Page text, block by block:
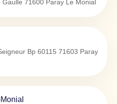
Gaulle 71600 Paray Le Monial
Bp 60115 71603 Paray